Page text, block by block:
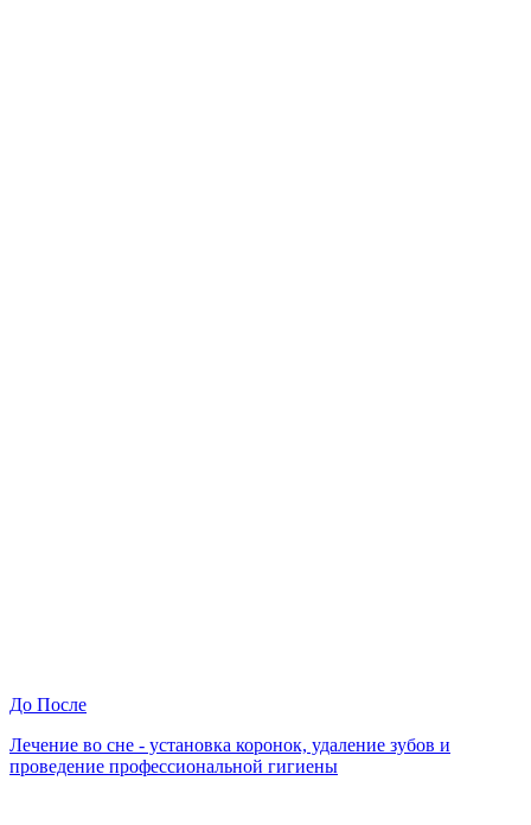
До После
Лечение во сне - установка коронок, удаление зубов и
проведение профессиональной гигиены